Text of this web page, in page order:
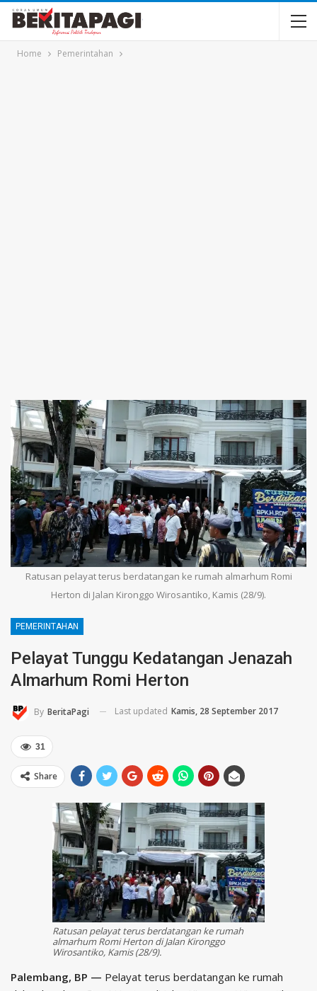
Home Pemerintahan
Ratusan pelayat terus berdatangan ke rumah almarhum Romi
Herton di Jalan Kironggo Wirosantiko, Kamis (28/9).
PEMERINTAHAN
Pelayat Tunggu Kedatangan Jenazah
Almarhum Romi Herton
By BeritaPagi Last updated Kamis, 28 September 2017
31
Share
Ratusan pelayat terus berdatangan ke rumah
almarhum Romi Herton di Jalan Kironggo
Wirosantiko, Kamis (28/9).
Palembang, BP — Pelayat terus berdatangan ke rumah